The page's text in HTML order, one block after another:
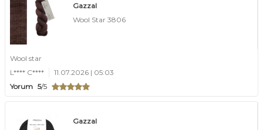
Gazzal
Wool Star 3806
Wool star
L**** C****
11.07.2026 | 05:03
Yorum 5/5
Gazzal